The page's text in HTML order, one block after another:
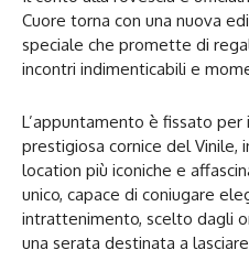
Cuore torna con una nuova
speciale che promette di
incontri indimenticabili e
L’appuntamento è fissato
prestigiosa cornice del Vinile,
location più iconiche e
unico, capace di coniugare
intrattenimento, scelto dagli
una serata destinata a